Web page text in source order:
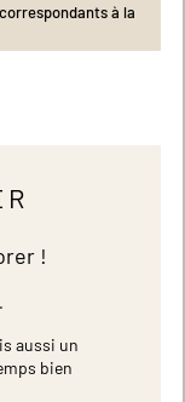
à la
!
aussi un
bien